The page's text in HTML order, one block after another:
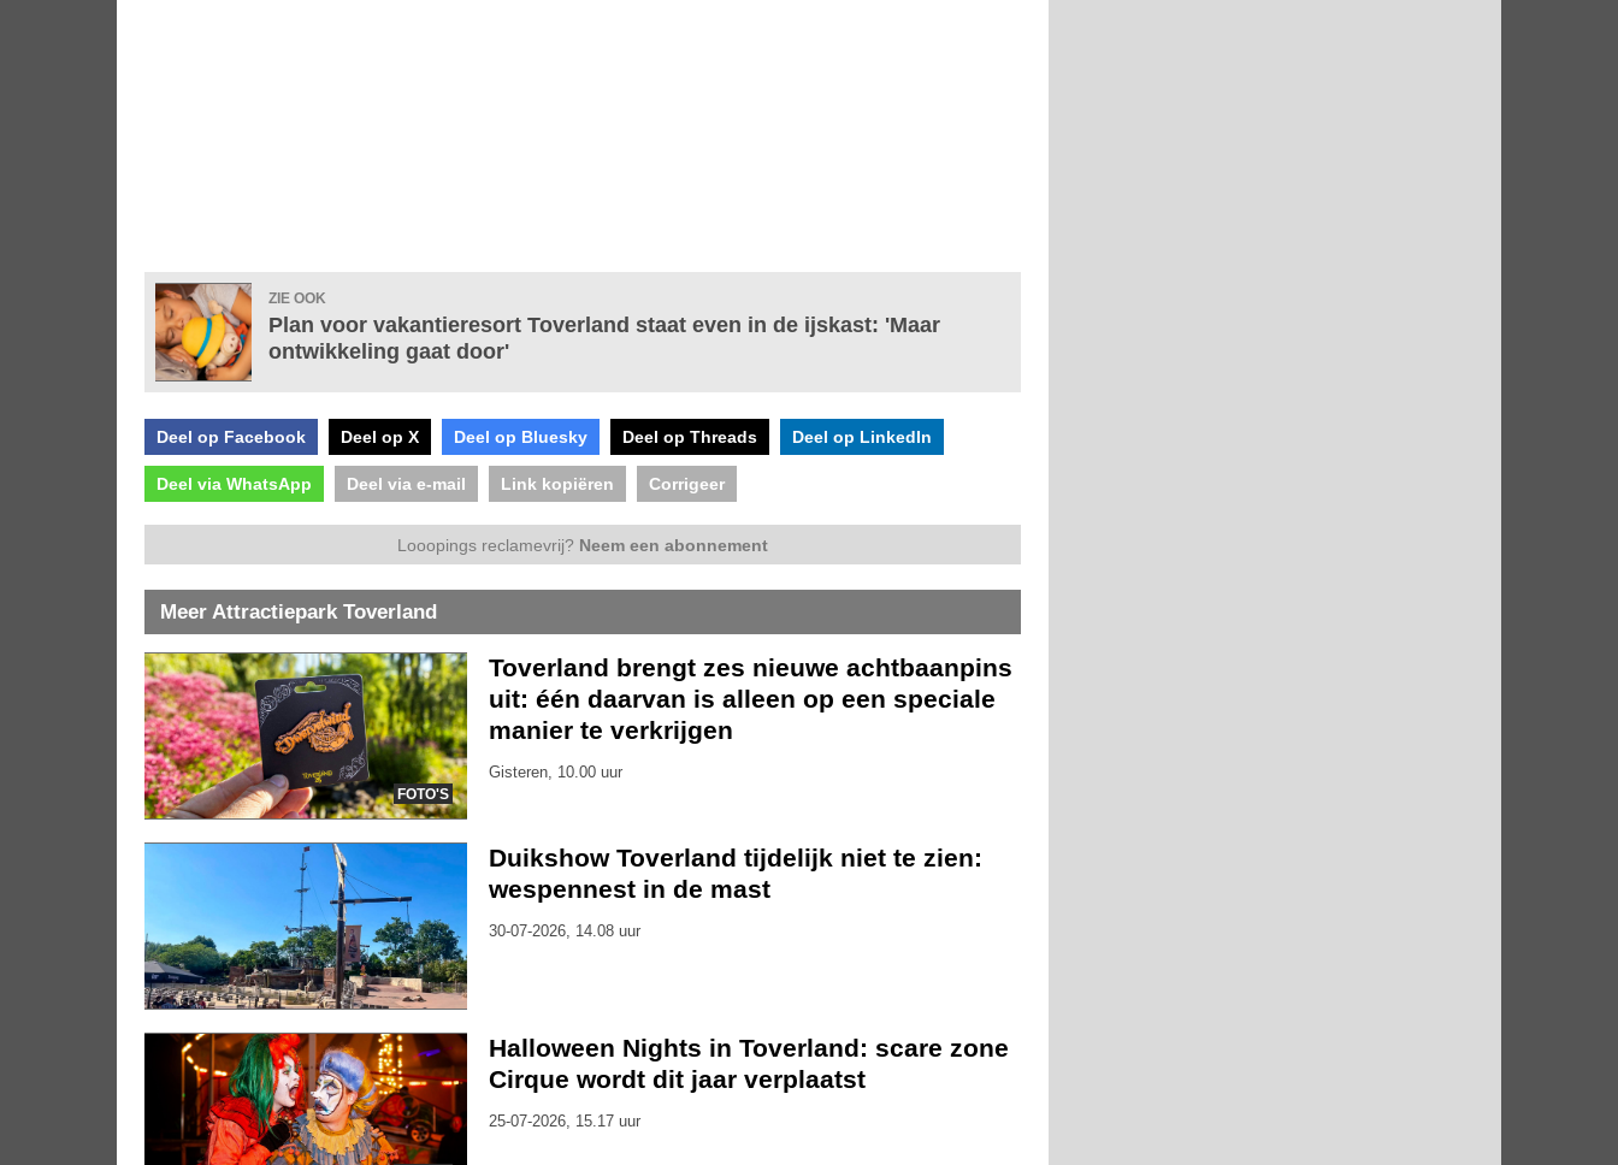
ZIE OOK
Plan voor vakantieresort Toverland staat even in de ijskast: 'Maar
ontwikkeling gaat door'
Deel op Facebook Deel op X Deel op Bluesky Deel op Threads Deel op LinkedIn
Deel via WhatsApp Deel via e-mail Link kopiëren Corrigeer
Looopings reclamevrij? Neem een abonnement
Meer Attractiepark Toverland
FOTO'S
Toverland brengt zes nieuwe achtbaanpins
uit: één daarvan is alleen op een speciale
manier te verkrijgen
Gisteren, 10.00 uur
Duikshow Toverland tijdelijk niet te zien:
wespennest in de mast
30-07-2026, 14.08 uur
Halloween Nights in Toverland: scare zone
Cirque wordt dit jaar verplaatst
25-07-2026, 15.17 uur